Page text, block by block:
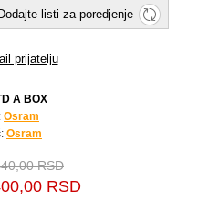
Dodajte listi za poredjenje
prijatelju
A BOX
Osram
Osram
RSD
RSD